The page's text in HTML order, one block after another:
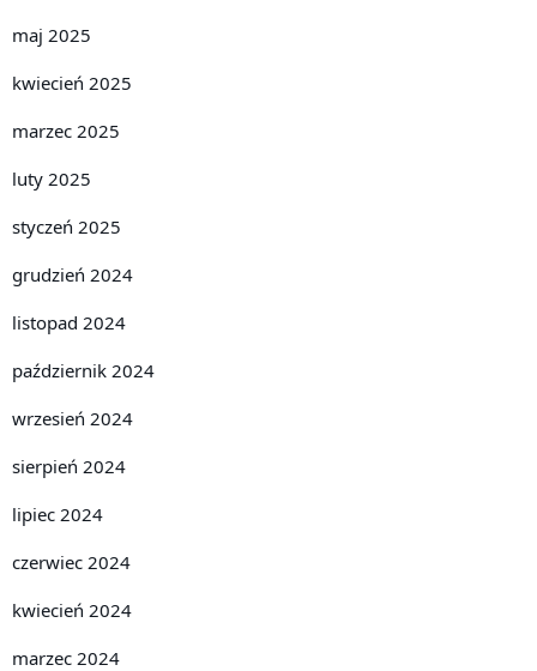
maj 2025
kwiecień 2025
marzec 2025
luty 2025
styczeń 2025
grudzień 2024
listopad 2024
październik 2024
wrzesień 2024
sierpień 2024
lipiec 2024
czerwiec 2024
kwiecień 2024
marzec 2024